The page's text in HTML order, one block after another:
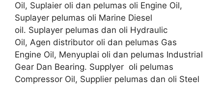
Oil, Suplaier oli dan pelumas oli Engine Oil,
Suplayer pelumas oli Marine Diesel
oil. Suplayer pelumas dan oli Hydraulic
Oil, Agen distributor oli dan pelumas Gas
Engine Oil, Menyuplai oli dan pelumas Industrial
Gear Dan Bearing. Supplyer oli pelumas
Compressor Oil, Supplier pelumas dan oli Steel